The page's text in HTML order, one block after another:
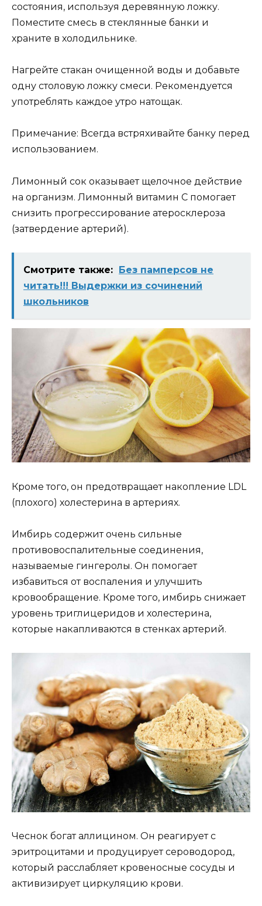
состояния, используя деревянную ложку.
Поместите смесь в стеклянные банки и
храните в холодильнике.
Нагрейте стакан очищенной воды и добавьте
одну столовую ложку смеси. Рекомендуется
употреблять каждое утро натощак.
Примечание: Всегда встряхивайте банку перед
использованием.
Лимонный сок оказывает щелочное действие
на организм. Лимонный витамин С помогает
снизить прогрессирование атеросклероза
(затвердение артерий).
Смотрите также: Без памперсов не
читать!!! Выдержки из сочинений
школьников
Кроме того, он предотвращает накопление LDL
(плохого) холестерина в артериях.
Имбирь содержит очень сильные
противовоспалительные соединения,
называемые гингеролы. Он помогает
избавиться от воспаления и улучшить
кровообращение. Кроме того, имбирь снижает
уровень триглицеридов и холестерина,
которые накапливаются в стенках артерий.
Чеснок богат аллицином. Он реагирует с
эритроцитами и продуцирует сероводород,
который расслабляет кровеносные сосуды и
активизирует циркуляцию крови.